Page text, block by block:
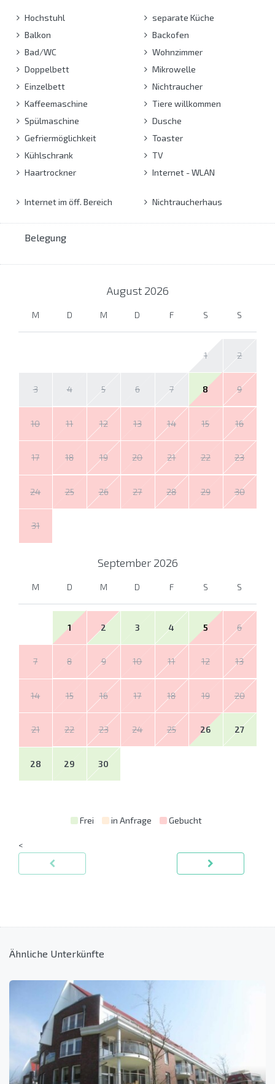
Hochstuhl
Balkon
Bad/WC
Doppelbett
Einzelbett
Kaffeemaschine
Spülmaschine
Gefriermöglichkeit
Kühlschrank
Haartrockner
separate Küche
Backofen
Wohnzimmer
Mikrowelle
Nichtraucher
Tiere willkommen
Dusche
Toaster
TV
Internet - WLAN
Internet im öff. Bereich Nichtraucherhaus
Belegung
August 2026
M D M D F S S
1 2
3 4 5 6 7 8 9
10 11 12 13 14 15 16
17 18 19 20 21 22 23
24 25 26 27 28 29 30
31
September 2026
M D M D F S S
1 2 3 4 5 6
7 8 9 10 11 12 13
14 15 16 17 18 19 20
21 22 23 24 25 26 27
28 29 30
Frei in Anfrage Gebucht
<
Ähnliche Unterkünfte